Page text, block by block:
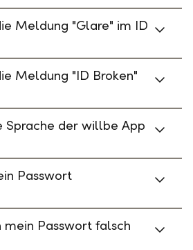
Meldung "Glare" im ID
Meldung "ID Broken"
Sprache der willbe App
Passwort
mein Passwort falsch